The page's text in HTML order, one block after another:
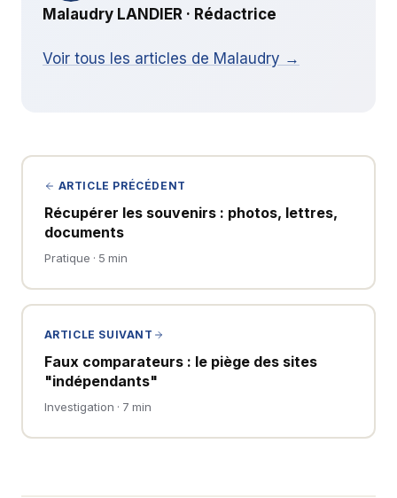
Malaudry LANDIER · Rédactrice
Voir tous les articles de Malaudry →
ARTICLE PRÉCÉDENT
Récupérer les souvenirs : photos, lettres,
documents
Pratique · 5 min
ARTICLE SUIVANT
Faux comparateurs : le piège des sites
"indépendants"
Investigation · 7 min